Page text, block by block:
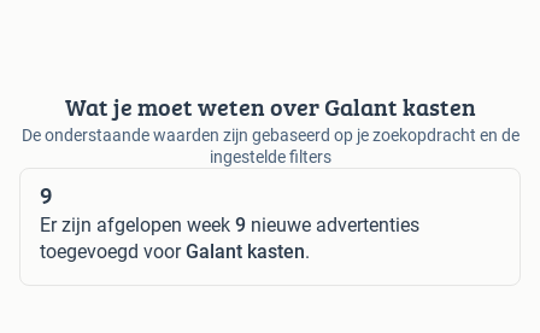
Wat je moet weten over Galant kasten
De onderstaande waarden zijn gebaseerd op je zoekopdracht en de
ingestelde filters
9
Er zijn afgelopen week 9 nieuwe advertenties
toegevoegd voorGalant kasten.